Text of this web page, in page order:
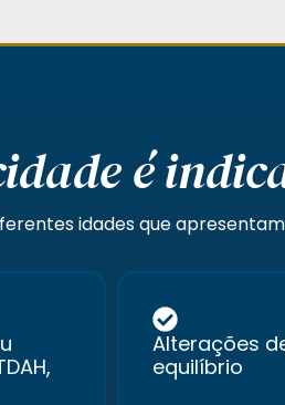
é
idades que
Alterações
equilíbrio